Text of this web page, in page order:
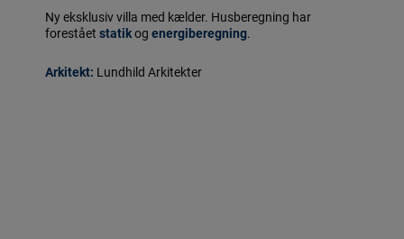
Ny eksklusiv villa med kælder. Husberegning har
forestået statikog energiberegning.
Arkitekt: Lundhild Arkitekter